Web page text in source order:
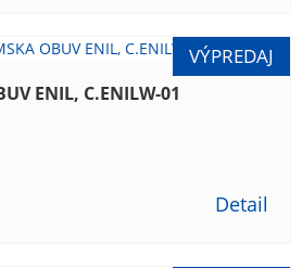
ENIL, C.ENILW-01
Detail